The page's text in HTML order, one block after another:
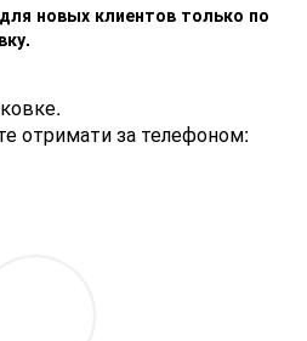
новых клиентов только по
отримати за телефоном: